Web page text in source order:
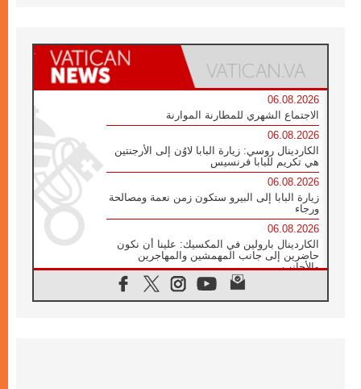
06.08.2026
الاجتماع الشهري للمطارنة الموارنة
06.08.2026
الكاردينال روسي: زيارة البابا لاوُن إلى الأرجنتين
هي تكريم للبابا فرنسيس
06.08.2026
زيارة البابا إلى البيرو ستكون زمن نعمة ومصالحة
ورجاء
06.08.2026
الكاردينال بارولين في المكسيك: علينا أن نكون
حاضرين إلى جانب المهمشين والمهاجرين
والأجانب
البابا لاوُن الرابع عشر للشباب في أسيزي: